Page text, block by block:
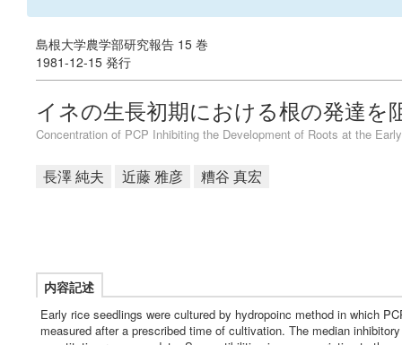
島根大学農学部研究報告 15 巻
1981-12-15 発行
イネの生長初期における根の発達を
Concentration of PCP Inhibiting the Development of Roots at the
長澤 純夫 近藤 雅彦 糟谷 真宏
内容記述
Early rice seedlings were cultured by hydropoinc method in which
measured after a prescribed time of cultivation. The median